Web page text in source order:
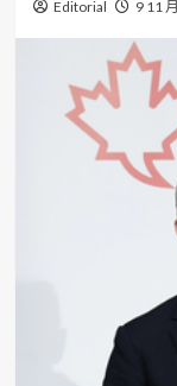
Editorial 9 11